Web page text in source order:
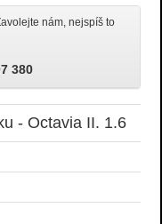
nám, nejspíš to
380
- Octavia II. 1.6